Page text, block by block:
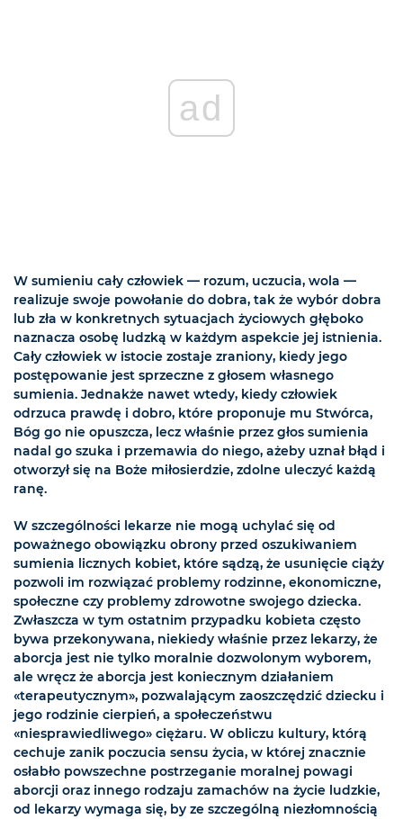
ad
W sumieniu cały człowiek — rozum, uczucia, wola —
realizuje swoje powołanie do dobra, tak że wybór dobra
lub zła w konkretnych sytuacjach życiowych głęboko
naznacza osobę ludzką w każdym aspekcie jej istnienia.
Cały człowiek w istocie zostaje zraniony, kiedy jego
postępowanie jest sprzeczne z głosem własnego
sumienia. Jednakże nawet wtedy, kiedy człowiek
odrzuca prawdę i dobro, które proponuje mu Stwórca,
Bóg go nie opuszcza, lecz właśnie przez głos sumienia
nadal go szuka i przemawia do niego, ażeby uznał błąd i
otworzył się na Boże miłosierdzie, zdolne uleczyć każdą
ranę.
W szczególności lekarze nie mogą uchylać się od
poważnego obowiązku obrony przed oszukiwaniem
sumienia licznych kobiet, które sądzą, że usunięcie ciąży
pozwoli im rozwiązać problemy rodzinne, ekonomiczne,
społeczne czy problemy zdrowotne swojego dziecka.
Zwłaszcza w tym ostatnim przypadku kobieta często
bywa przekonywana, niekiedy właśnie przez lekarzy, że
aborcja jest nie tylko moralnie dozwolonym wyborem,
ale wręcz że aborcja jest koniecznym działaniem
«terapeutycznym», pozwalającym zaoszczędzić dziecku i
jego rodzinie cierpień, a społeczeństwu
«niesprawiedliwego» ciężaru. W obliczu kultury, którą
cechuje zanik poczucia sensu życia, w której znacznie
osłabło powszechne postrzeganie moralnej powagi
aborcji oraz innego rodzaju zamachów na życie ludzkie,
od lekarzy wymaga się, by ze szczególną niezłomnością